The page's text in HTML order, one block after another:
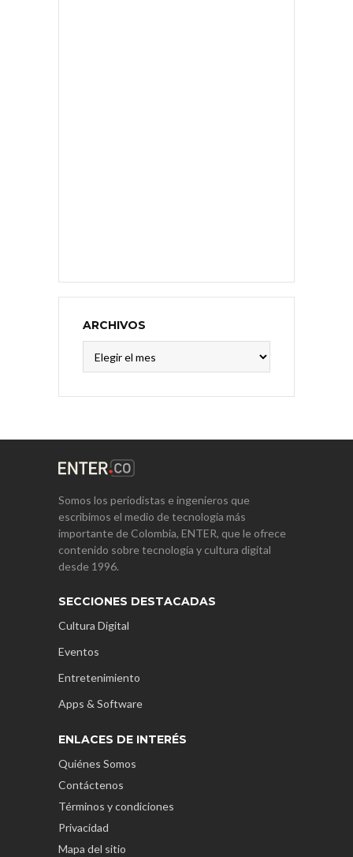
ARCHIVOS
Somos los periodistas e ingenieros que
escribimos el medio de tecnología más
importante de Colombia, ENTER, que le ofrece
contenido sobre tecnología y cultura digital
desde 1996.
SECCIONES DESTACADAS
Cultura Digital
Eventos
Entretenimiento
Apps & Software
ENLACES DE INTERÉS
Quiénes Somos
Contáctenos
Términos y condiciones
Privacidad
Mapa del sitio